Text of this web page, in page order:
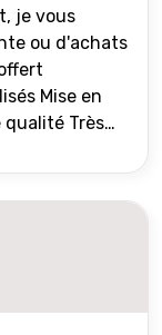
je vous
ou d'achats
Mise en
qualité Très
des
Inter agence